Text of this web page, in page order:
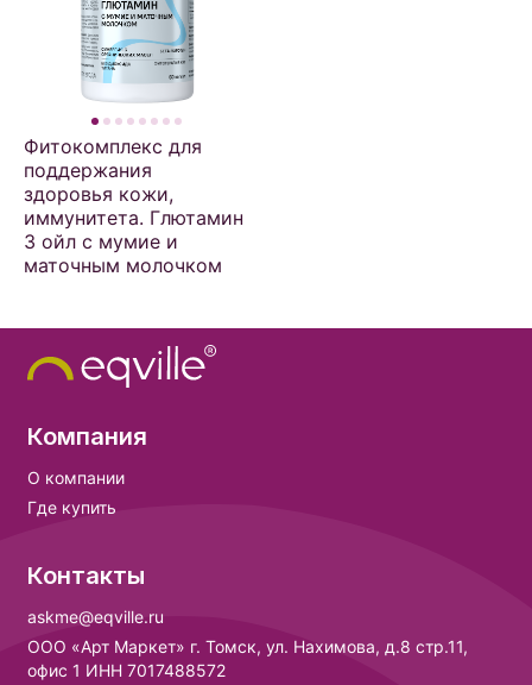
Фитокомплекс для
поддержания
здоровья кожи,
иммунитета. Глютамин
3 ойл с мумие и
маточным молочком
Компания
О компании
Где купить
Контакты
askme@eqville.ru
ООО «Арт Маркет» г. Томск, ул. Нахимова, д.8 стр.11,
офис 1 ИНН 7017488572